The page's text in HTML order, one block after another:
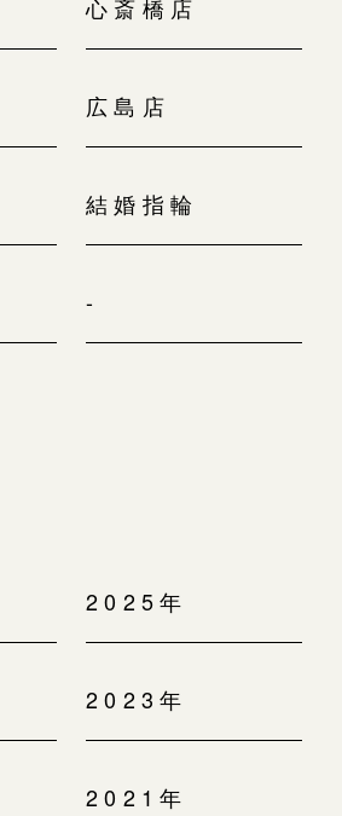
心斎橋店
広島店
結婚指輪
-
2025年
2023年
2021年